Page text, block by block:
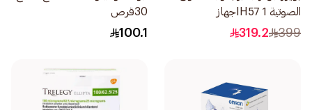
الصوتية IH57 1جهاز
399
319.2
30قرص
100.1